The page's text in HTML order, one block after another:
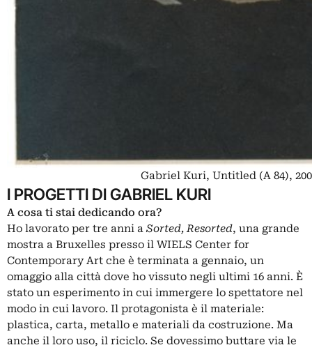
Gabriel Kuri, Untitled (A 84),
I PROGETTI DI GABRIEL KURI
A cosa ti stai dedicando ora?
Ho lavorato per tre anni a Sorted, Resorted, una grande
mostra a Bruxelles presso il WIELS Center for
Contemporary Art che è terminata a gennaio, un
omaggio alla città dove ho vissuto negli ultimi 16 anni. È
stato un esperimento in cui immergere lo spettatore nel
modo in cui lavoro. Il protagonista è il materiale:
plastica, carta, metallo e materiali da costruzione. Ma
anche il loro uso, il riciclo. Se dovessimo buttare via le